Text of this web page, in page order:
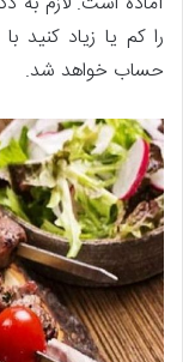
را کم یا زیاد کنید
حساب خواهد شد.